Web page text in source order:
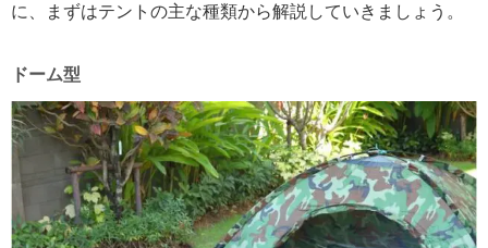
に、まずはテントの主な種類から解説していきましょう。
ドーム型